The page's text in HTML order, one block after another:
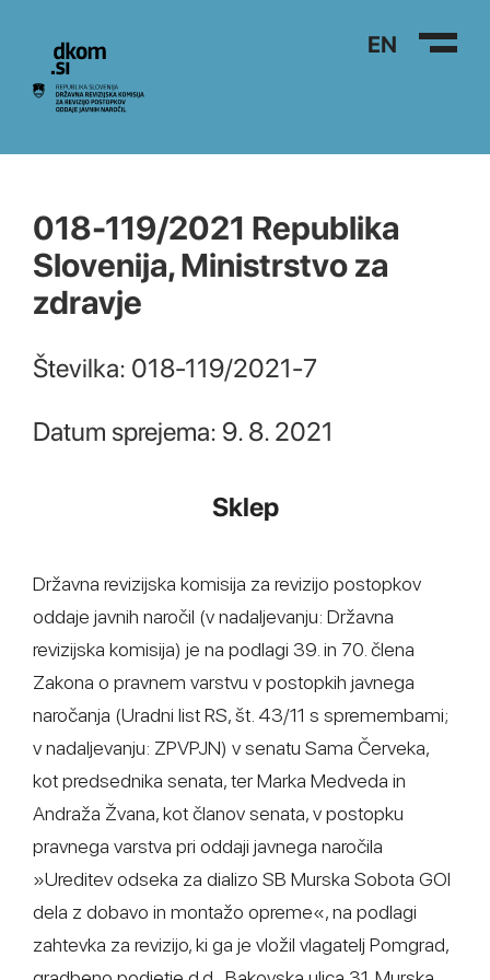
Na vsebino EN
018-119/2021 Republika
Slovenija, Ministrstvo za
zdravje
Številka: 018-119/2021-7
Datum sprejema: 9. 8. 2021
Sklep
Državna revizijska komisija za revizijo postopkov
oddaje javnih naročil (v nadaljevanju: Državna
revizijska komisija) je na podlagi 39. in 70. člena
Zakona o pravnem varstvu v postopkih javnega
naročanja (Uradni list RS, št. 43/11 s spremembami;
v nadaljevanju: ZPVPJN) v senatu Sama Červeka,
kot predsednika senata, ter Marka Medveda in
Andraža Žvana, kot članov senata, v postopku
pravnega varstva pri oddaji javnega naročila
»Ureditev odseka za dializo SB Murska Sobota GOI
dela z dobavo in montažo opreme«, na podlagi
zahtevka za revizijo, ki ga je vložil vlagatelj Pomgrad,